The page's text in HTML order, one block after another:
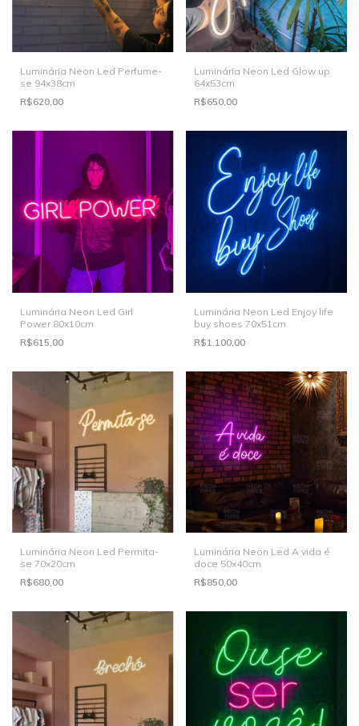
Luminária Neon Led Perfume-
se 94x38cm
R$620,00
Luminária Neon Led Glow up
64x53cm
R$650,00
Luminária Neon Led Girl
Power 80x10cm
R$615,00
Luminária Neon Led Enjoy life
buy shoes 70x51cm
R$1.100,00
Luminária Neon Led Permita-
se 70x20cm
R$680,00
Luminária Neon Led A vida é
doce 50x40cm
R$850,00